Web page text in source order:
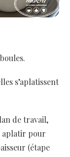
s’aplatissent
de travail,
aplatir pour
(étape